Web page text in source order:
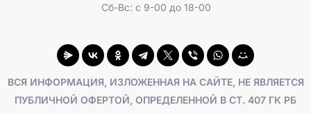
Сб-Вс: с 9-00 до 18-00
ВСЯ ИНФОРМАЦИЯ, ИЗЛОЖЕННАЯ НА САЙТЕ, НЕ ЯВЛЯЕТСЯ
ПУБЛИЧНОЙ ОФЕРТОЙ, ОПРЕДЕЛЕННОЙ В СТ. 407 ГК РБ